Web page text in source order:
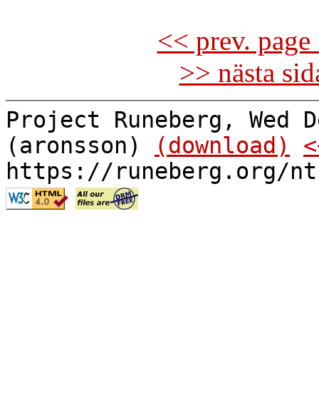
<< prev.
>> nästa
Project Runeberg, Wed
(aronsson)
(download)
https://runeberg.org/